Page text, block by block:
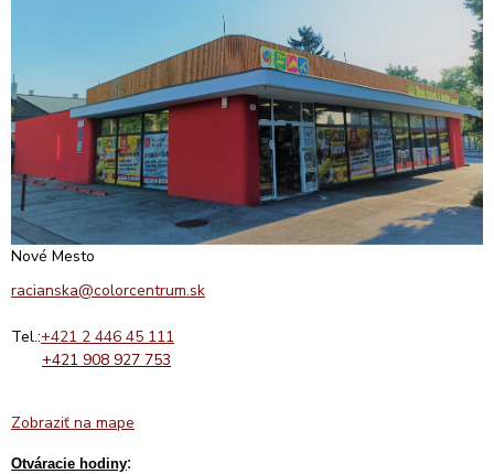
Nové Mesto
racianska@colorcentrum.sk
Tel.:+421 2 446 45 111
+421 908 927 753
Zobraziť na mape
Otváracie hodiny: